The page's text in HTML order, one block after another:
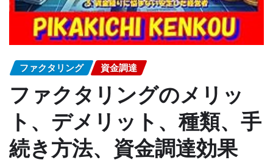
ファクタリング 資金調達
ファクタリングのメリッ
ト、デメリット、種類、手
続き方法、資金調達効果